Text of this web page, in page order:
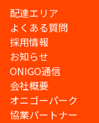
配達エリア
よくある質問
採用情報
お知らせ
ONIGO通信
会社概要
オニゴーパーク
協業パートナー